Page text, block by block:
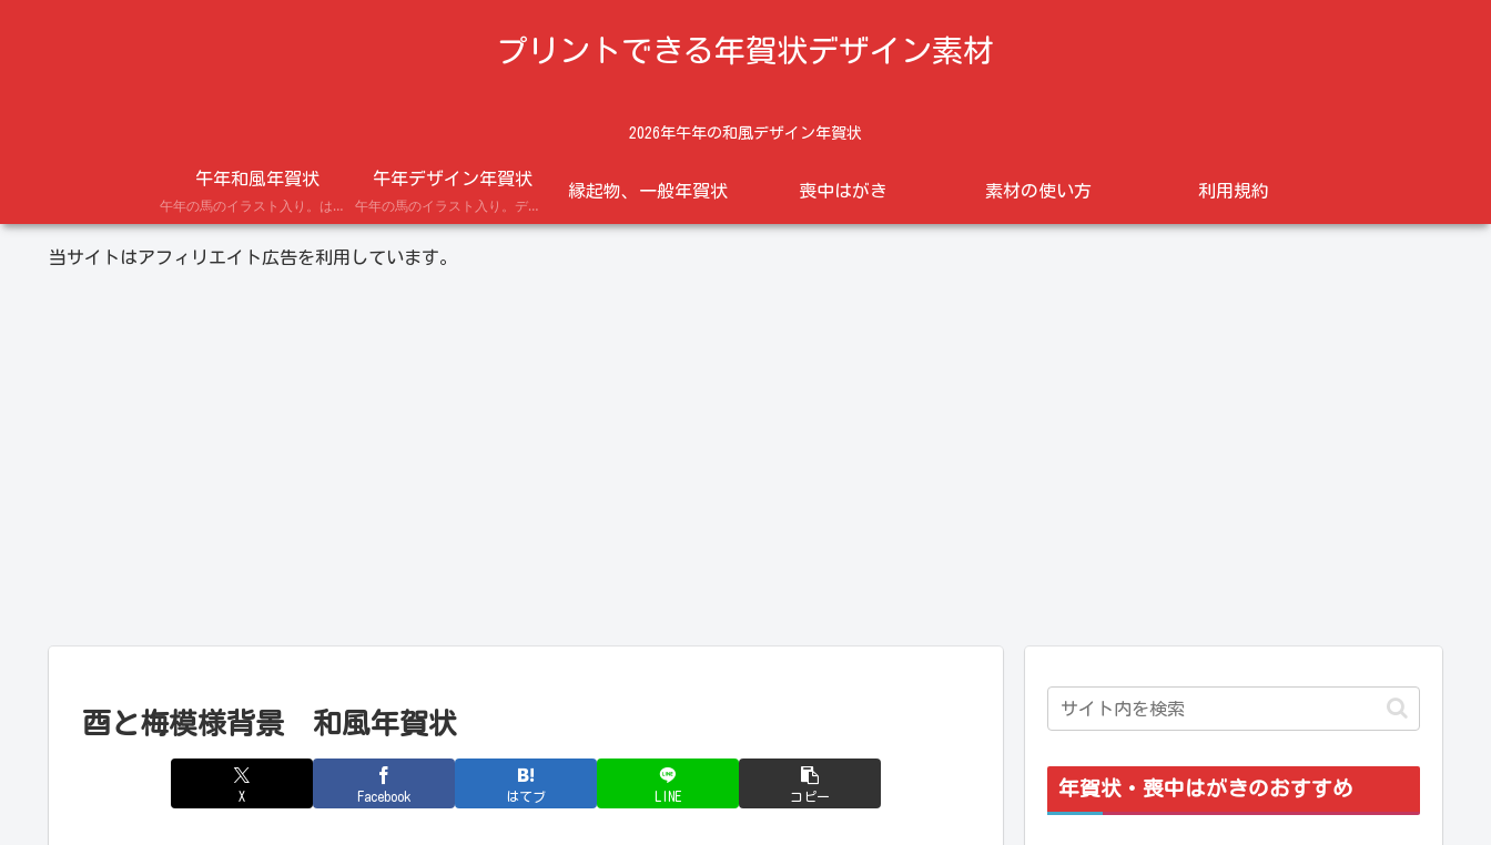
プリントできる年賀状デザイン素材
2026年午年の和風デザイン年賀状
午年和風年賀状
午年の馬のイラスト入り。はがきにプリントできる年賀状テンプレート。
午年デザイン年賀状
午年の馬のイラスト入り。デザイン年賀状
縁起物、一般年賀状 喪中はがき 素材の使い方 利用規約
当サイトはアフィリエイト広告を利用しています。
酉と梅模様背景 和風年賀状
X Facebook はてブ LINE コピー 年賀状・喪中はがきのおすすめ